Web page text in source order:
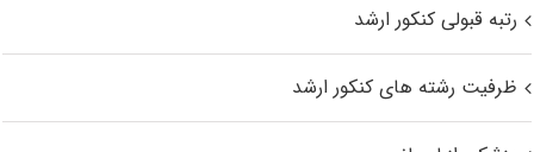
رتبه قبولی کنکور ارشد
ظرفیت رشته های کنکور ارشد